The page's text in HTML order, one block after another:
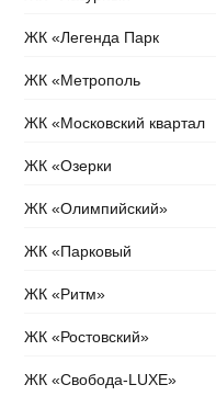
ЖК «Легенда Парк
ЖК «Метрополь
ЖК «Московский квартал
ЖК «Озерки
ЖК «Олимпийский»
ЖК «Парковый
ЖК «Ритм»
ЖК «Ростовский»
ЖК «Свобода-LUXE»